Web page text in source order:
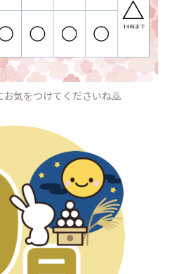
気をつけてくださいね🙇